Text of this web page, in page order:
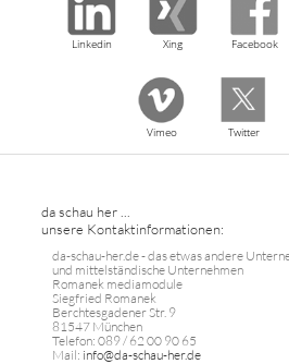
Linkedin Xing Facebook
Vimeo Twitter
da schau her ...
unsere Kontaktinformationen:
da-schau-her.de - das etwas andere
und mittelständische Unternehmen
Romanek mediamodule
Siegfried Romanek
Berchtesgadener Str. 9
81547 München
Telefon: 089 / 62 00 90 65
Mail: info@da-schau-her.de